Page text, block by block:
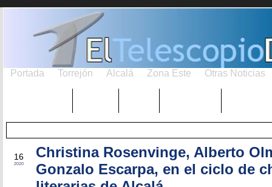
Portada Torrejón Alcalá Zona Este Otras Noticias
16
2020
Christina Rosenvinge, Alberto
Gonzalo Escarpa, en el ciclo de